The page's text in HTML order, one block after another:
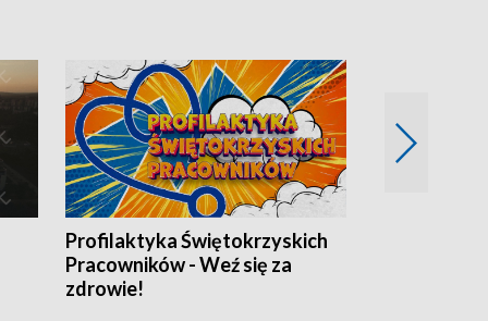
Profilaktyka Świętokrzyskich
Pracowników - Weź się za
zdrowie!